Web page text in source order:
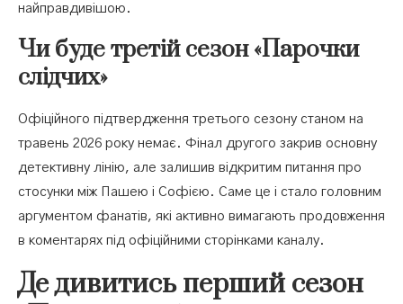
найправдивішою.
Чи буде третій сезон «Парочки
слідчих»
Офіційного підтвердження третього сезону станом на
травень 2026 року немає. Фінал другого закрив основну
детективну лінію, але залишив відкритим питання про
стосунки між Пашею і Софією. Саме це і стало головним
аргументом фанатів, які активно вимагають продовження
в коментарях під офіційними сторінками каналу.
Де дивитись перший сезон